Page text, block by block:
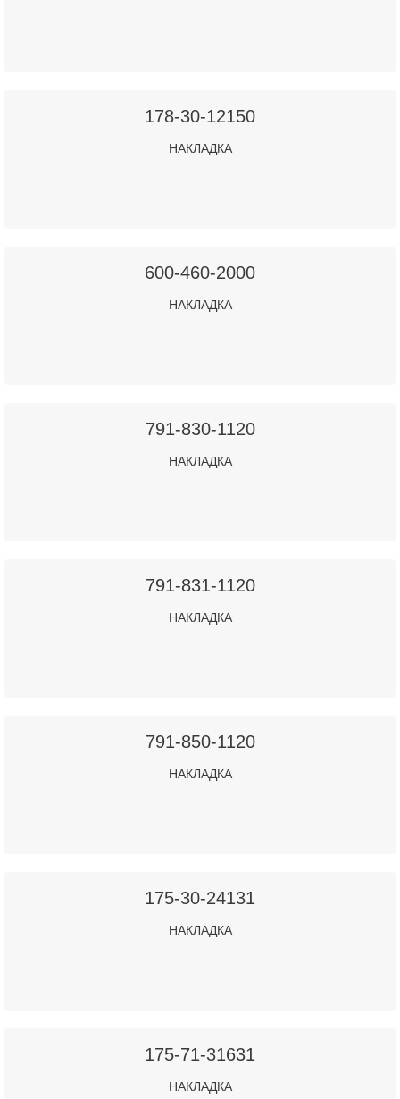
178-30-12150
НАКЛАДКА
600-460-2000
НАКЛАДКА
791-830-1120
НАКЛАДКА
791-831-1120
НАКЛАДКА
791-850-1120
НАКЛАДКА
175-30-24131
НАКЛАДКА
175-71-31631
НАКЛАДКА